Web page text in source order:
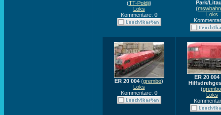
(TT-Poldij)
Loks
Kommentare: 0
Park/
(
Loks
ER 20 004 (grembo)
Loks
Kommentare: 0
ER 20
(grembo
Loks